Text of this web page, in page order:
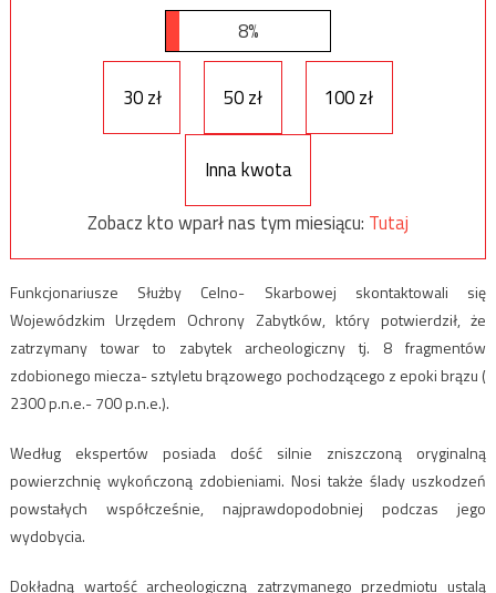
8%
30 zł 50 zł 100 zł
Inna kwota
Zobacz kto wparł nas tym miesiącu: Tutaj
Funkcjonariusze Służby Celno- Skarbowej skontaktowali się
Wojewódzkim Urzędem Ochrony Zabytków, który potwierdził, że
zatrzymany towar to zabytek archeologiczny tj. 8 fragmentów
zdobionego miecza- sztyletu brązowego pochodzącego z epoki brązu (
2300 p.n.e.- 700 p.n.e.).
Według ekspertów posiada dość silnie zniszczoną oryginalną
powierzchnię wykończoną zdobieniami. Nosi także ślady uszkodzeń
powstałych współcześnie, najprawdopodobniej podczas jego
wydobycia.
Dokładną wartość archeologiczną zatrzymanego przedmiotu ustalą